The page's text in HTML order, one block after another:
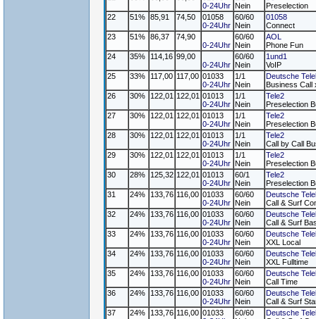
0-24Uhr Nein
Preselection
22
51% 85,91 74,50
01058
0-24Uhr
60/60
Nein
01058
Connect
23
51% 86,37
74,90
0-24Uhr
60/60
Nein
AOL
Phone Fun
24
35% 114,16 99,00
0-24Uhr
60/60
Nein
1und1
VoIP
25
33% 117,00 117,00 01033
0-24Uhr
1/1
Nein
Deutsche
Business Call
26
30% 122,01 122,01 01013
0-24Uhr
1/1
Nein
Tele2
Preselection
27
30% 122,01 122,01 01013
0-24Uhr
1/1
Nein
Tele2
Preselection
28
30% 122,01 122,01 01013
0-24Uhr
1/1
Nein
Tele2
Call by Call
29
30% 122,01 122,01 01013
0-24Uhr
1/1
Nein
Tele2
Preselection
30
28% 125,32 122,01 01013
0-24Uhr
60/1
Nein
Tele2
Preselection
31
24% 133,76 116,00 01033
0-24Uhr
60/60
Nein
Deutsche
Call & Surf
32
24% 133,76 116,00 01033
0-24Uhr
60/60
Nein
Deutsche
Call & Surf
33
24% 133,76 116,00 01033
0-24Uhr
60/60
Nein
Deutsche
XXL Local
34
24% 133,76 116,00 01033
0-24Uhr
60/60
Nein
Deutsche
XXL Fulltime
35
24% 133,76 116,00 01033
0-24Uhr
60/60
Nein
Deutsche
Call Time
36
24% 133,76 116,00 01033
0-24Uhr
60/60
Nein
Deutsche
Call & Surf
37
24% 133,76 116,00 01033
60/60
Deutsche